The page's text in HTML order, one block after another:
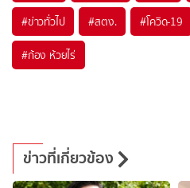
#ข่าวทั่วไป #สตง. #โควิด-19
#ก้อง ห้วยไร่
ข่าวที่เกี่ยวข้อง